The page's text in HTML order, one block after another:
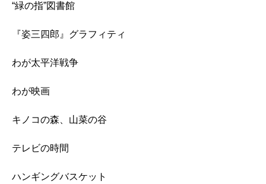
“緑の指”図書館
『姿三四郎』グラフィティ
わが太平洋戦争
わが映画
キノコの森、山菜の谷
テレビの時間
ハンギングバスケット